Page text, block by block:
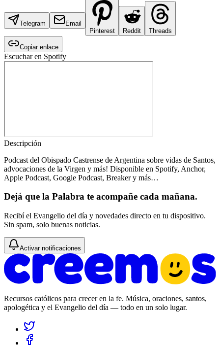
Telegram
Email
Pinterest
Reddit Threads
Copiar enlace
Escuchar en Spotify
Descripción
Podcast del Obispado Castrense de Argentina sobre vidas de Santos,
advocaciones de la Virgen y más! Disponible en Spotify, Anchor,
Apple Podcast, Google Podcast, Breaker y más…
Dejá que la Palabra te acompañe cada mañana.
Recibí el Evangelio del día y novedades directo en tu dispositivo.
Sin spam, solo buenas noticias.
Activar notificaciones
Recursos católicos para crecer en la fe. Música, oraciones, santos,
apologética y el Evangelio del día — todo en un solo lugar.